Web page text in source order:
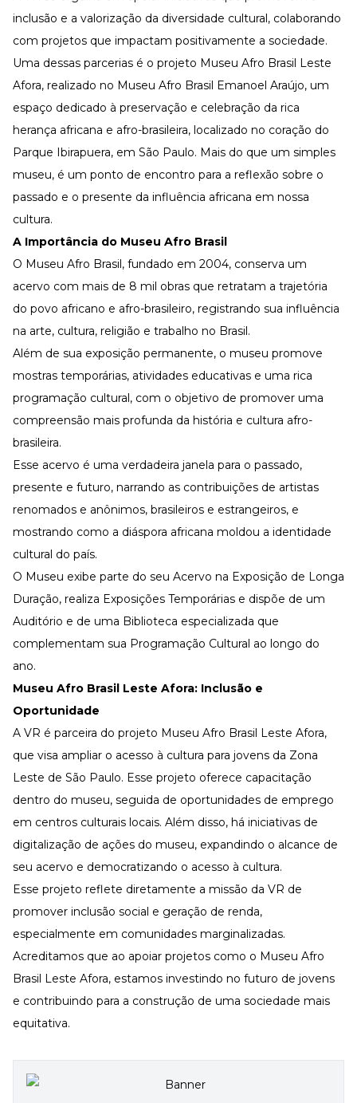
Desenvolva a sua equipe
Materiais Gratuitos
Confira nossos materiais
E-book
Aprofunde seu conhecimento
Ferramentas e Templates
Para agilizar o seu trabalho
Infográfico
Conteúdo prático e rápido
Materiais centralizados
Lives
inclusão e a valorização da diversidade cultural, colaborando
com projetos que impactam positivamente a sociedade.
Uma dessas parcerias é o projeto Museu Afro Brasil Leste
Afora, realizado no Museu Afro Brasil Emanoel Araújo, um
espaço dedicado à preservação e celebração da rica
herança africana e afro-brasileira, localizado no coração do
Parque Ibirapuera, em São Paulo. Mais do que um simples
museu, é um ponto de encontro para a reflexão sobre o
passado e o presente da influência africana em nossa
cultura.
A Importância do Museu Afro Brasil
O Museu Afro Brasil, fundado em 2004, conserva um
acervo com mais de 8 mil obras que retratam a trajetória
do povo africano e afro-brasileiro, registrando sua influência
na arte, cultura, religião e trabalho no Brasil.
Além de sua exposição permanente, o museu promove
mostras temporárias, atividades educativas e uma rica
programação cultural, com o objetivo de promover uma
compreensão mais profunda da história e cultura afro-
brasileira.
Esse acervo é uma verdadeira janela para o passado,
presente e futuro, narrando as contribuições de artistas
renomados e anônimos, brasileiros e estrangeiros, e
mostrando como a diáspora africana moldou a identidade
cultural do país.
O Museu exibe parte do seu Acervo na Exposição de Longa
Duração, realiza Exposições Temporárias e dispõe de um
Auditório e de uma Biblioteca especializada que
complementam sua Programação Cultural ao longo do
ano.
Museu Afro Brasil Leste Afora: Inclusão e
Oportunidade
A VR é parceira do projeto Museu Afro Brasil Leste Afora,
que visa ampliar o acesso à cultura para jovens da Zona
Leste de São Paulo. Esse projeto oferece capacitação
dentro do museu, seguida de oportunidades de emprego
em centros culturais locais. Além disso, há iniciativas de
digitalização de ações do museu, expandindo o alcance de
seu acervo e democratizando o acesso à cultura.
Esse projeto reflete diretamente a missão da VR de
promover inclusão social e geração de renda,
especialmente em comunidades marginalizadas.
Acreditamos que ao apoiar projetos como o Museu Afro
Brasil Leste Afora, estamos investindo no futuro de jovens
e contribuindo para a construção de uma sociedade mais
equitativa.